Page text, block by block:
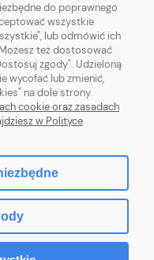
wełniane. Włóczki
do poprawnego
wszystkie
lub odmówić ich
też dostosować
zgody". Udzieloną
wycofać lub zmienić,
na dole strony.
cookie oraz zasadach
w Polityce